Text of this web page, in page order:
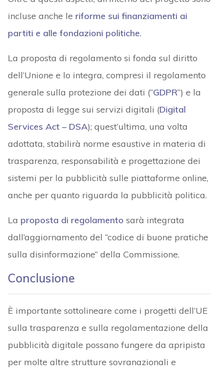
incluse anche le riforme sui finanziamenti ai
partiti e alle fondazioni politiche.
La proposta di regolamento si fonda sul diritto
dell’Unione e lo integra, compresi il regolamento
generale sulla protezione dei dati (“GDPR“) e la
proposta di legge sui servizi digitali (Digital
Services Act – DSA); quest’ultima, una volta
adottata, stabilirà norme esaustive in materia di
trasparenza, responsabilità e progettazione dei
sistemi per la pubblicità sulle piattaforme online,
anche per quanto riguarda la pubblicità politica.
La proposta di regolamento sarà integrata
dall’aggiornamento del “codice di buone pratiche
sulla disinformazione” della Commissione.
Conclusione
È importante sottolineare come i progetti dell’UE
sulla trasparenza e sulla regolamentazione della
pubblicità digitale possano fungere da apripista
per molte altre strutture sovranazionali e